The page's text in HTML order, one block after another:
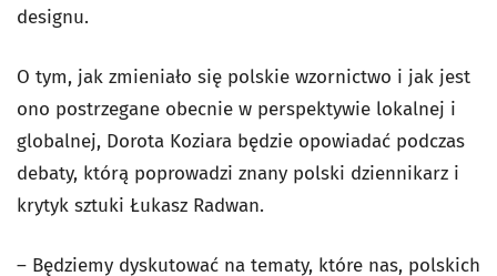
designu.
O tym, jak zmieniało się polskie wzornictwo i jak jest
ono postrzegane obecnie w perspektywie lokalnej i
globalnej, Dorota Koziara będzie opowiadać podczas
debaty, którą poprowadzi znany polski dziennikarz i
krytyk sztuki Łukasz Radwan.
– Będziemy dyskutować na tematy, które nas, polskich